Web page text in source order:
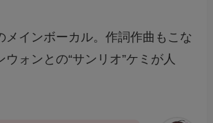
メインボーカル。作詞作曲もこな
ォンとの“サンリオ”ケミが人